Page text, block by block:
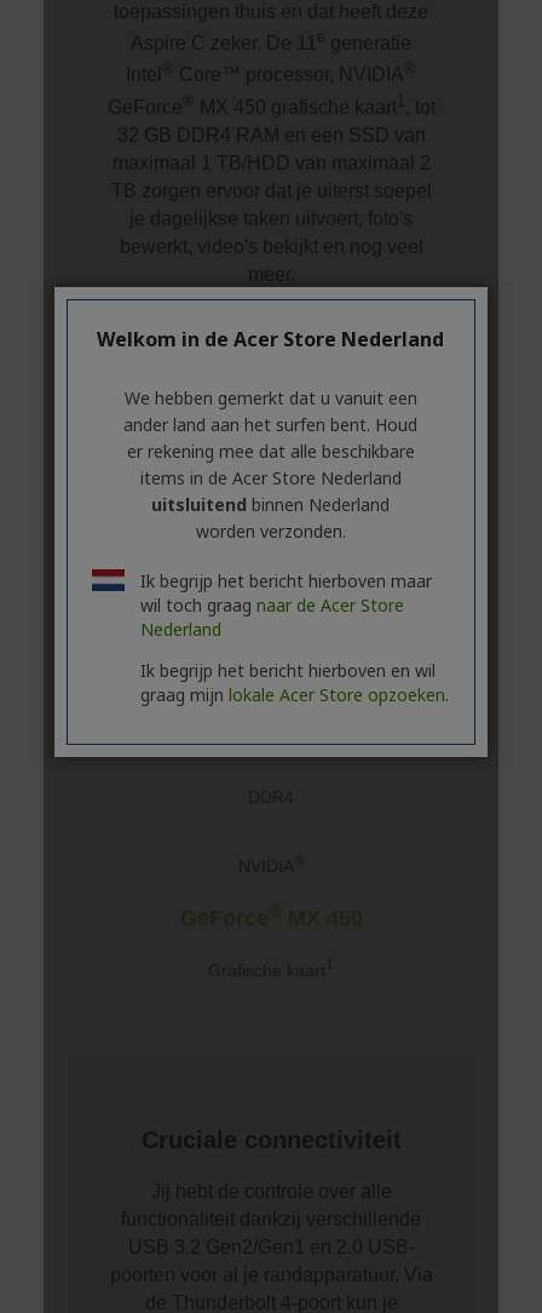
Welkom in de Acer Store Nederland
We hebben gemerkt dat u vanuit een
ander land aan het surfen bent. Houd
er rekening mee dat alle beschikbare
items in de Acer Store Nederland
uitsluitend binnen Nederland
worden verzonden.
Ik begrijp het bericht hierboven maar
wil toch graag naar de Acer Store
Nederland
Ik begrijp het bericht hierboven en wil
graag mijn lokale Acer Store opzoeken.